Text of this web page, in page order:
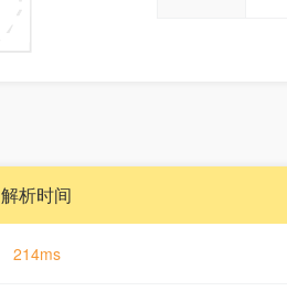
解析时间
214ms